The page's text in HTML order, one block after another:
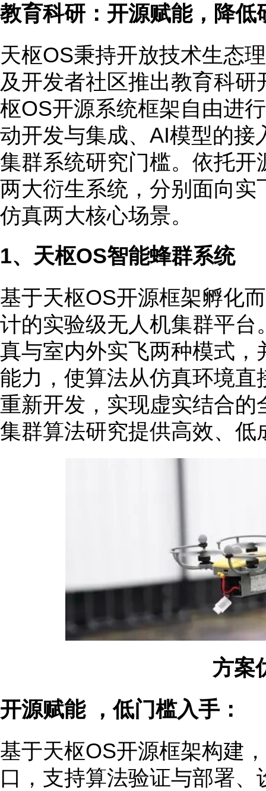
教育科研：开源赋能，降低
天枢OS秉持开放技术生态
及开发者社区推出教育科
枢OS开源系统框架自由进
动开发与集成、AI模型的接
集群系统研究门槛。依托
两大衍生系统，分别面向
仿真两大核心场景。
1、天枢OS智能蜂群系统
基于天枢OS开源框架孵化
计的实验级无人机集群平
真与室内外实飞两种模式
能力，使算法从仿真环境
重新开发，实现虚实结合
集群算法研究提供高效、低
方案
开源赋能 ，低门槛入手：
基于天枢OS开源框架构建
口，支持算法验证与部署